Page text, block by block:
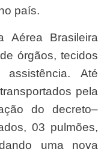
país.
órgãos, tecidos
Até
pela
do decreto–
03 pulmões,
uma nova